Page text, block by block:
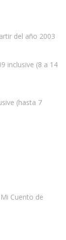
del año 2003
inclusive (8 a 14
(hasta 7
Cuento de